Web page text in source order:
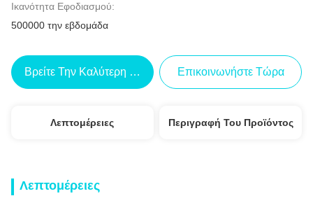
Ικανότητα Εφοδιασμού:
500000 την εβδομάδα
Βρείτε Την Καλύτερη Τιμή Επικοινωνήστε Τώρα
Λεπτομέρειες Περιγραφή Του Προϊόντος
Λεπτομέρειες